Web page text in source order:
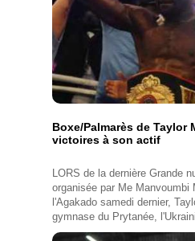
Boxe/Palmarès de Taylor
victoires à son actif
LORS de la dernière Grande
organisée par Me Manvoumbi
l'Agakado samedi dernier,
gymnase du Prytanée,